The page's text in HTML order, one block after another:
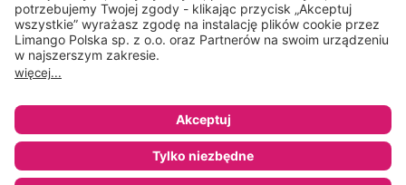
limango.de limango.nl
* Rekomendowana, niewiążąca cena detaliczna producenta, jaką wskazał nam
nasz dostawca. Wartość procentowa oznacza różnicę pomiędzy naszą ceną a
rekomendowaną ceną detaliczną producenta.